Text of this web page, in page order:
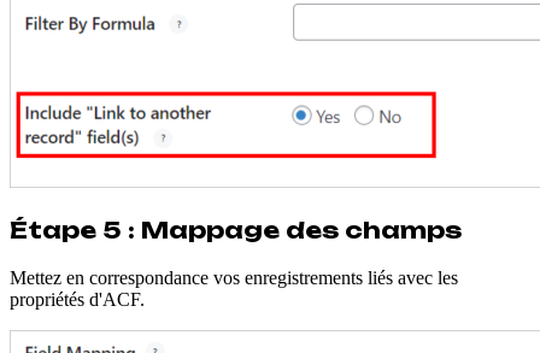
Étape 5 : Mappage des champs
Mettez en correspondance vos enregistrements liés avec les
propriétés d'ACF.